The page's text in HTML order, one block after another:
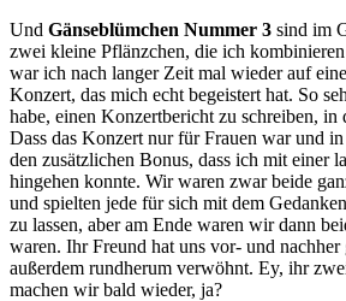
Und Gänseblümchen Nummer 3 sind im
zwei kleine Pflänzchen, die ich
war ich nach langer Zeit mal wieder auf
Konzert, das mich echt begeistert hat. So
habe, einen Konzertbericht zu schreiben, in
Dass das Konzert nur für Frauen war und
den zusätzlichen Bonus, dass ich mit einer
hingehen konnte. Wir waren zwar beide
und spielten jede für sich mit dem
zu lassen, aber am Ende waren wir dann
waren. Ihr Freund hat uns vor- und
außerdem rundherum verwöhnt. Ey, ihr
machen wir bald wieder, ja?